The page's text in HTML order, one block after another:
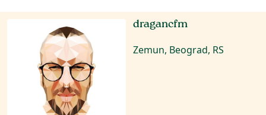
dragancfm
Zemun, Beograd, RS